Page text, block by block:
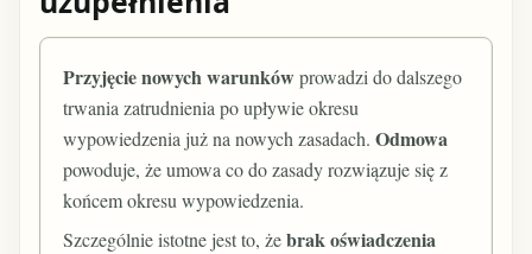
Przyjęcie nowych warunkówprowadzi do dalszego
trwania zatrudnienia po upływie okresu
wypowiedzenia już na nowych zasadach.Odmowa
powoduje, że umowa co do zasady rozwiązuje się z
końcem okresu wypowiedzenia.
Szczególnie istotne jest to, żebrak oświadczenia